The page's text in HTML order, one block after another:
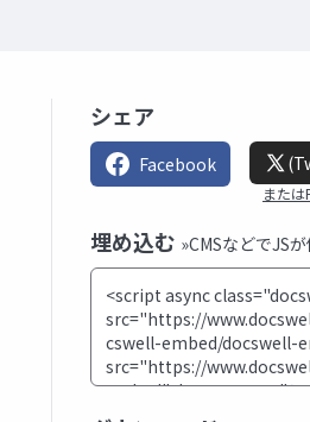
シェア
Facebook
また
埋め込む »CMSなどでJS